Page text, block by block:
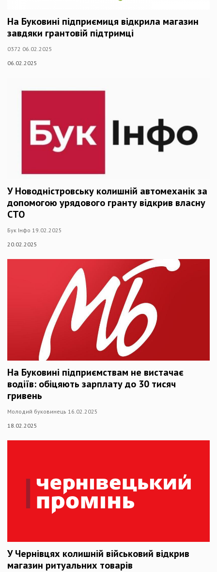
На Буковині підприємиця відкрила магазин
завдяки грантовій підтримці
0372 06.02.2025
06.02.2025
У Новодністровську колишній автомеханік за
допомогою урядового гранту відкрив власну
СТО
Бук Інфо 19.02.2025
20.02.2025
На Буковині підприємствам не вистачає
водіїв: обіцяють зарплату до 30 тисяч
гривень
Молодий буковинець 16.02.2025
18.02.2025
У Чернівцях колишній військовий відкрив
магазин ритуальних товарів